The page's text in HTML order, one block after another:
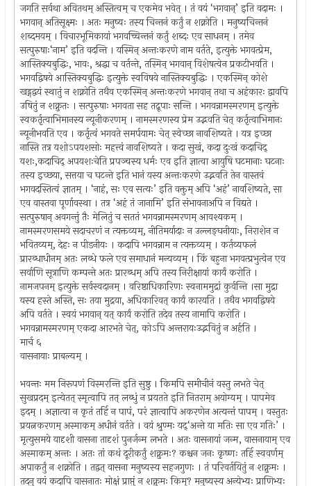
जगति सर्वथा अवितथम् अस्तित्वम् च एकमेव भवेत् । तं वयं ‘भगवान्’ इति वदामः ।
भगवान् अतिसूक्ष्मः । अतः मनुष्यः तस्य चिन्तनं कर्तुं न शक्नोति । मनुष्यचिन्तनं
शब्दमयम् । विचारभूमिकायां भगवच्चिन्तनं कर्तुं शब्दः एव साधनम् । तमेव
सत्पुरुषाः‘नाम’ इति वदन्ति । यस्मिन् अन्तःकरणे नाम वर्तते, इत्युक्ते भगवत्प्रेम,
आस्तिक्यबुद्धिः, भावः, श्रद्धा च वर्तन्ते, तस्मिन् भगवान् विशेषत्वेन प्रकटीभवति ।
भगवद्विषये आस्तिक्यबुद्धिः इत्युक्ते स्वविषये नास्तिक्यबुद्धिः । एकस्मिन् कोशे
खड्गद्वयं स्थातुं न शक्नोति तथैव एकस्मिन् अन्तःकरणे भगवान् तथा च अहंकारः द्वावपि
उषितुं न शक्नुतः । सत्पुरुषाः भगवता सह तद्रूपाः सन्ति । भगवन्नामस्मरणम् इत्युक्ते
स्वकर्तृत्वाभिमानस्य न्यूनीकरणम् । नामस्मरणस्य प्रेम उद्भवति चेत् कर्तृत्वाभिमानः
न्यूनीभवति एव । कर्तृत्वं भगवते समर्पयामः चेत् स्वेच्छा नावशिष्यते । यत्र इच्छा
नास्ति तत्र यशोऽपयशसोः महत्त्वं नावशिष्यते । कदा सुखं, कदा दुःखं कदाचिद्
यशः,कदाचिद् अपयशःचेति प्रपञ्चस्य धर्मः एव इति ज्ञात्वा आयुषि घटमानाः घटनाः
तस्य इच्छया, सत्तया च घटन्ते इति भानं यस्य अन्तःकरणे उद्भवति तेन वास्तवं
भगवदस्तित्वं ज्ञातम् । ‘नाहं, सः एव सत्यः’ इति वक्तुम् अपि ‘अहं’ नावशिष्यते, सा
एव वास्तवा पूर्णावस्था । तत्र ‘अहं तं जानामि’ इति संभावनाअपि न विद्यते ।
सत्पुरुषान् अवगन्तुं तैः मेलितुं च सततं भगवन्नामस्मरणम् आवश्यकम् ।
नामस्मरणसमये सदाचरणं न त्यक्तव्यम्, नीतिमर्यादाः न उल्लङ्घनीयाः, निराशेन न
भवितव्यम्, देहः न पीडनीयः । कदापि भगवन्नाम न त्यक्तव्यम् । कर्तव्यफलं
प्रारब्धाधीनम् अतः लब्धे फले एव समाधानं मन्यव्यम् । किं बहुना भगवत्प्रभुत्वेन एव
सर्वाणि सूत्राणि कम्पन्ते अतः प्रारब्धम् अपि तस्य निरीक्षायां कार्यं करोति ।
नामजपनम् इत्युक्ते सर्वस्वदानम् । वरिष्ठाधिकारिणः स्वनाममुद्रां कुर्वन्ति ।सा मुद्रा
यस्य हस्ते अस्ति, सः तया मुद्रया, अधिकारिवत् कार्यं कारयति । तथैव भगवद्विषये
अपि वर्तते । स्वयं भगवान् यत् कार्यं करोति तदेव तस्य नामापि करोति ।
भगवन्नामस्मरणम् एकदा आरभते चेत्, कोऽपि अन्तरायःउद्भवितुं न अर्हति ।
मार्च ६
वासनायाः प्राबल्यम् ।
भवन्तः मम निरूपणं विस्मरन्ति इति सुष्ठु । किमपि समीचीनं वस्तु लभते चेत्
सुखप्रदम् इत्येतत् स्मृत्वापि तत् लब्धुं न प्रयतते इति नितराम् अयोग्यम् । पापमेव
इदम् । अज्ञात्वा न कृतं तर्हि न पापं, परं ज्ञात्वापि अकरणेन अत्यन्तं पापम् । वस्तुतः
प्रयत्नकरणम् अस्माकम् अधीनं वर्तते । वय़ं श्रुण्मः यद्‘अन्ते या मतिः सा एव गतिः’ ।
मृत्युसमये यादृशी वासना तादृशं पुनर्जन्म लभते । अतः वासनायां जन्म, वासनायाम् एव
अस्माकम् अन्तः । अतः तां कथं दूरीकर्तुं शक्नुमः? कश्चन जनः कृष्णः तर्हि स्ववर्णम्
अपाकर्तुं न शक्नोति । तद्वत् वासना मनुष्यस्य सहजगुणः । तं परिवर्तयितुं न शक्नुमः ।
तदनु वयं कदापि वासनातः मोक्षं प्राप्तुं न शक्नुमः किम्? मनुष्यस्य अन्येभ्यः प्राणिभ्यः